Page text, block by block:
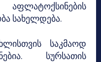
სახელდება.
საკმაოდ
სურსათის